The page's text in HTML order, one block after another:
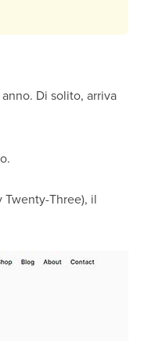
Di solito, arriva
Three), il